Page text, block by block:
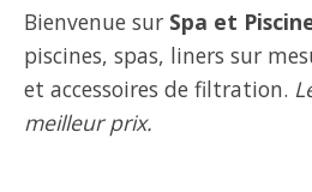
Bienvenue sur Spa et
piscines, spas, liners sur
et accessoires de filtration.
meilleur prix.